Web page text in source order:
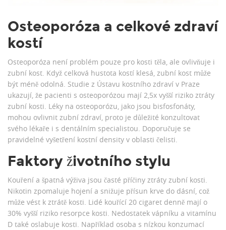
Osteoporóza a celkové zdraví
kostí
Osteoporóza není problém pouze pro kosti těla, ale ovlivňuje i
zubní kost. Když celková hustota kostí klesá, zubní kost může
být méně odolná. Studie z Ústavu kostního zdraví v Praze
ukazují, že pacienti s osteoporózou mají 2,5x vyšší riziko ztráty
zubní kosti. Léky na osteoporózu, jako jsou bisfosfonáty,
mohou ovlivnit zubní zdraví, proto je důležité konzultovat
svého lékaře i s dentálním specialistou. Doporučuje se
pravidelné vyšetření kostní density v oblasti čelisti.
Faktory životního stylu
Kouření a špatná výživa jsou časté příčiny ztráty zubní kosti.
Nikotin zpomaluje hojení a snižuje přísun krve do dásní, což
může vést k ztrátě kosti. Lidé kouřící 20 cigaret denně mají o
30% vyšší riziko resorpce kosti. Nedostatek vápníku a vitamínu
D také oslabuje kosti. Například osoba s nízkou konzumací